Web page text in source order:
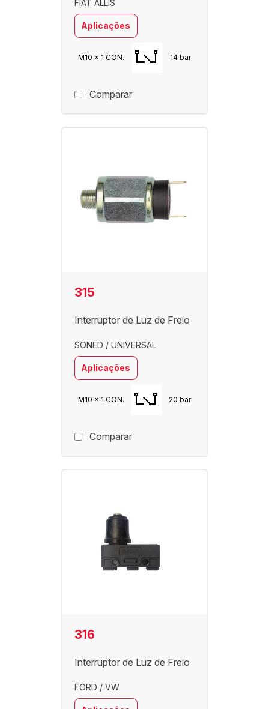
FIAT ALLIS
Aplicações
M10 x 1 CON. 14 bar
Comparar
315
Interruptor de Luz de Freio
SONED / UNIVERSAL
Aplicações
M10 x 1 CON. 20 bar
Comparar
316
Interruptor de Luz de Freio
FORD / VW